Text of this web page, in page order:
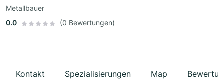
Metallbauer
0.0
(0 Bewertungen)
Kontakt Spezialisierungen Map